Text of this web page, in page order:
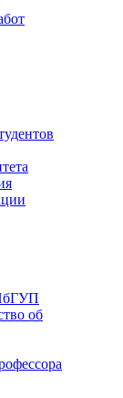
об